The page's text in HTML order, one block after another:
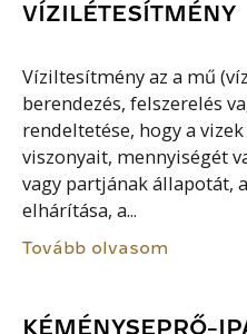
VÍZILÉTESÍTMÉNY
Víziltesítmény az a mű
berendezés, felszerelés
rendeltetése, hogy a
viszonyait, mennyiségét
vagy partjának állapotát,
elhárítása, a...
Tovább olvasom
KÉMÉNYSEPRŐ-